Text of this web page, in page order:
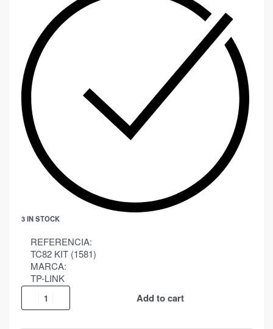
3 IN STOCK
REFERENCIA:
TC82 KIT (1581)
MARCA:
TP-LINK
Add to cart